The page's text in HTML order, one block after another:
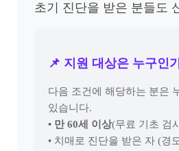
초기 진단을 받은 분들도
📌 지원 대상은 누구인
다음 조건에 해당하는 분은
있습니다.
• 만 60세 이상(무료 기초 검
• 치매로 진단을 받은 자 (경